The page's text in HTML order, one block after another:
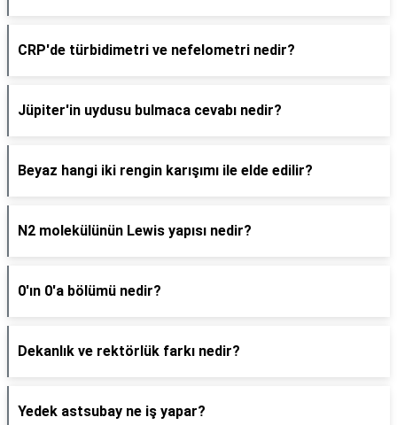
CRP'de türbidimetri ve nefelometri nedir?
Jüpiter'in uydusu bulmaca cevabı nedir?
Beyaz hangi iki rengin karışımı ile elde edilir?
N2 molekülünün Lewis yapısı nedir?
0'ın 0'a bölümü nedir?
Dekanlık ve rektörlük farkı nedir?
Yedek astsubay ne iş yapar?